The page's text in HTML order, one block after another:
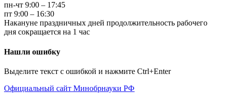
пн-чт 9:00 – 17:45
пт 9:00 – 16:30
Накануне праздничных дней продолжительность рабочего
дня сокращается на 1 час
Нашли ошибку
Выделите текст с ошибкой и нажмите Ctrl+Enter
Официальный сайт Минобрнауки РФ